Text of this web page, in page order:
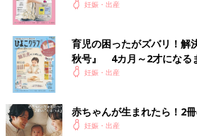
妊娠・出産
育児の困ったがズバリ！解
秋号』 4カ月～2才になる
いっぱい！
妊娠・出産
赤ちゃんが生まれたら！2冊
妊娠・出産